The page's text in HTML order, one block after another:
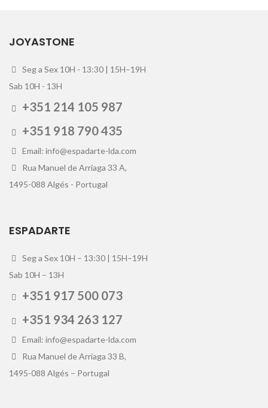
JOYASTONE
Seg a Sex 10H - 13:30 | 15H–19H
Sab 10H - 13H
+351 214 105 987
+351 918 790 435
Email: info@espadarte-lda.com
Rua Manuel de Arriaga 33 A,
1495-088 Algés - Portugal
ESPADARTE
Seg a Sex 10H – 13:30 | 15H–19H
Sab 10H – 13H
+351 917 500 073
+351 934 263 127
Email: info@espadarte-lda.com
Rua Manuel de Arriaga 33 B,
1495-088 Algés – Portugal